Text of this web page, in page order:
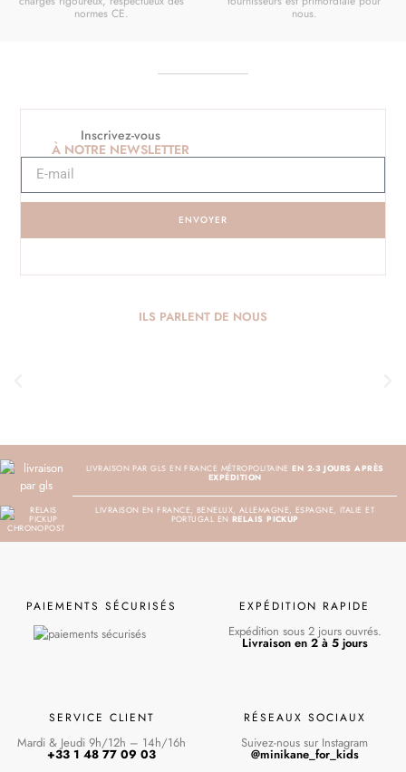
normes CE. nous.
Inscrivez-vous
À NOTRE NEWSLETTER
ENVOYER
ILS PARLENT DE NOUS
LIVRAISON PAR GLS EN FRANCE MÉTROPOLITAINEEN 2-3 JOURS APRÈS
EXPÉDITION
LIVRAISON EN FRANCE, BENELUX, ALLEMAGNE, ESPAGNE, ITALIE ET
PORTUGAL EN RELAIS PICKUP
PAIEMENTS SÉCURISÉS EXPÉDITION RAPIDE
Expédition sous 2 jours ouvrés.
Livraison en 2 à 5 jours
SERVICE CLIENT
Mardi & Jeudi 9h/12h – 14h/16h
+33 1 48 77 09 03
RÉSEAUX SOCIAUX
Suivez-nous sur Instagram
@minikane_for_kids